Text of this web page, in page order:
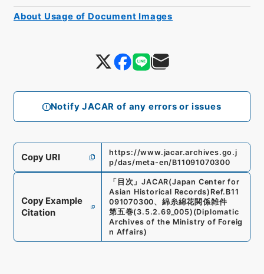
Notify JACAR of any errors or issues
Copy URI
https://www.jacar.archives.go.j
p/das/meta-en/B11091070300
Copy Example
Citation
「 目次 」JACAR(Japan Center for
Asian Historical Records) Ref. B11
091070300、 綿糸綿花関係雑件
第五巻(3.5.2.69_005) (Diplomatic
Archives of the Ministry of Foreig
n Affairs)
About Usage of Document Images